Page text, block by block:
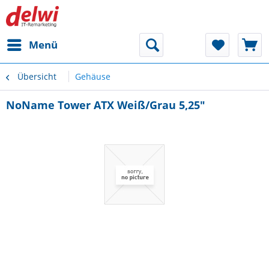
Menü
Übersicht Gehäuse
NoName Tower ATX Weiß/Grau 5,25"